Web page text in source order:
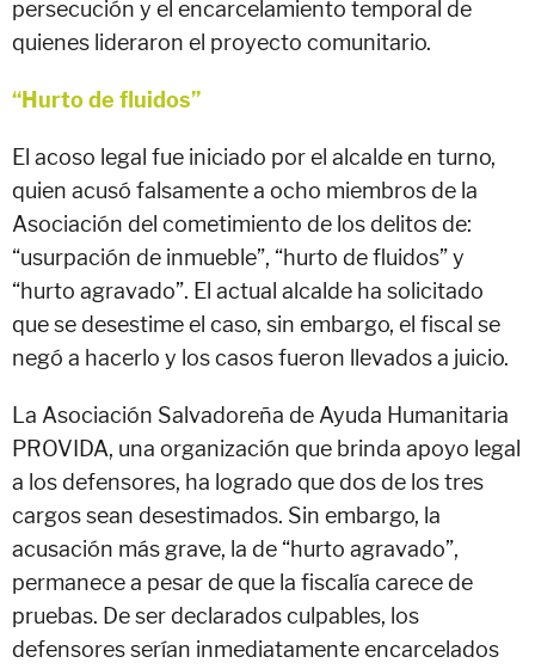
persecución y el encarcelamiento temporal de
quienes lideraron el proyecto comunitario.
“Hurto de fluidos”
El acoso legal fue iniciado por el alcalde en turno,
quien acusó falsamente a ocho miembros de la
Asociación del cometimiento de los delitos de:
“usurpación de inmueble”, “hurto de fluidos” y
“hurto agravado”. El actual alcalde ha solicitado
que se desestime el caso, sin embargo, el fiscal se
negó a hacerlo y los casos fueron llevados a juicio.
La Asociación Salvadoreña de Ayuda Humanitaria
PROVIDA, una organización que brinda apoyo legal
a los defensores, ha logrado que dos de los tres
cargos sean desestimados. Sin embargo, la
acusación más grave, la de “hurto agravado”,
permanece a pesar de que la fiscalía carece de
pruebas. De ser declarados culpables, los
defensores serían inmediatamente encarcelados